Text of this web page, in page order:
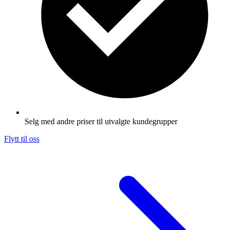
Selg med andre priser til utvalgte kundegrupper
Flytt til oss